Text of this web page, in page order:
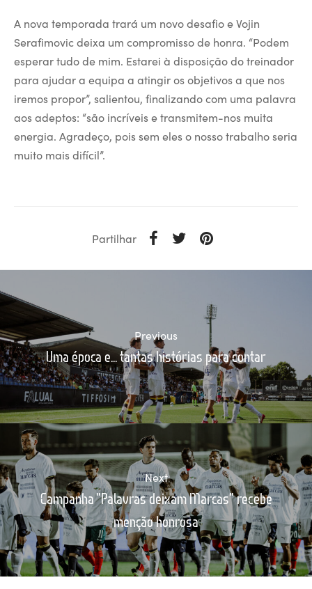
A nova temporada trará um novo desafio e Vojin
Serafimovic deixa um compromisso de honra. “Podem
esperar tudo de mim. Estarei à disposição do treinador
para ajudar a equipa a atingir os objetivos a que nos
iremos propor”, salientou, finalizando com uma palavra
aos adeptos: “são incríveis e transmitem-nos muita
energia. Agradeço, pois sem eles o nosso trabalho seria
muito mais difícil”.
Partilhar
Previous
Uma época e... tantas histórias para contar
Next
Campanha "Palavras deixam Marcas" recebe
menção honrosa